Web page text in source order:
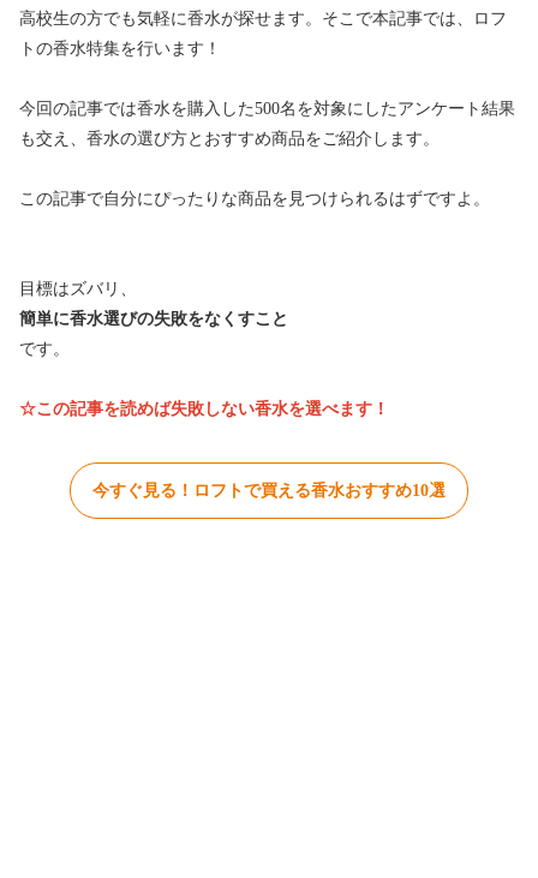
高校生の方でも気軽に香水が探せます。そこで本記事では、ロフ
トの香水特集を行います！
今回の記事では香水を購入した500名を対象にしたアンケート結果
も交え、香水の選び方とおすすめ商品をご紹介します。
この記事で自分にぴったりな商品を見つけられるはずですよ。
目標はズバリ、
簡単に香水選びの失敗をなくすこと
です。
☆この記事を読めば失敗しない香水を選べます！
今すぐ見る！ロフトで買える香水おすすめ10選